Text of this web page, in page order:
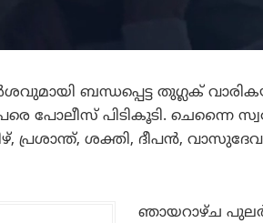
ബന്ധപ്പെട്ട തുഗ്ലക്
പോലീസ് പിടികൂടി. ചെന്നൈ
പ്രശാന്ത്, ശക്തി, ദീപന്‍,
ഞായറാഴ്ച